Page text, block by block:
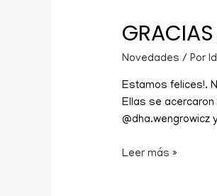
Novedades / Por
Estamos felices!.
Ellas se acercaron
@dha.wengrowicz
Leer más »